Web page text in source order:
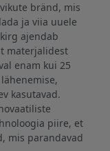
bränd, mis
ja viia uuele
ajendab
materjalidest
enam kui 25
kasutavad.
piire, et
mis parandavad